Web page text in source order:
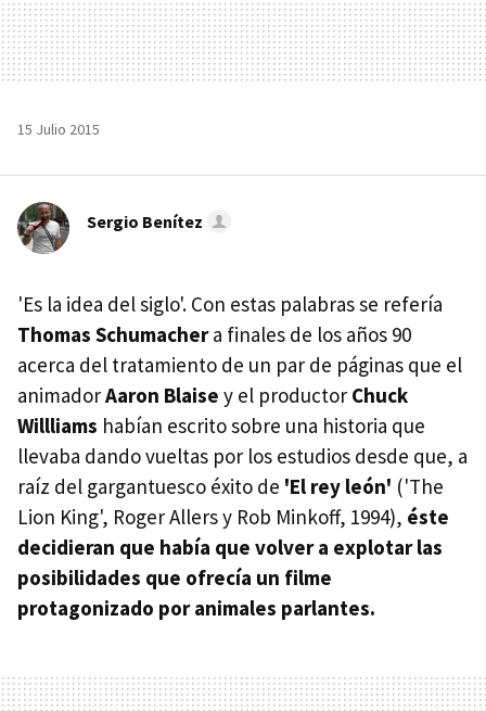
15 Julio 2015
Sergio Benítez
'Es la idea del siglo'. Con estas palabras se refería
Thomas Schumachera finales de los años 90
acerca del tratamiento de un par de páginas que el
animadorAaron Blaise y el productor Chuck
Willliams habían escrito sobre una historia que
llevaba dando vueltas por los estudios desde que, a
raíz del gargantuesco éxito de 'El rey león' ('The
Lion King', Roger Allers y Rob Minkoff, 1994), éste
decidieran que había que volver a explotar las
posibilidades que ofrecía un filme
protagonizado por animales parlantes.